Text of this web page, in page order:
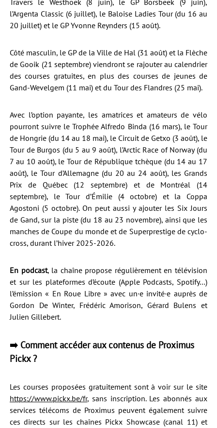
Travers le Westhoek (8 juin), le GP Borsbeek (9 juin),
l’Argenta Classic (6 juillet), le Baloise Ladies Tour (du 16 au
20 juillet) et le GP Yvonne Reynders (15 août).
Côté masculin, le GP de la Ville de Hal (31 août) et la Flèche
de Gooik (21 septembre) viendront se rajouter au calendrier
des courses gratuites, en plus des courses de jeunes de
Gand-Wevelgem (11 mai) et du Tour des Flandres (25 mai).
Avec l’option payante, les amatrices et amateurs de vélo
pourront suivre le Trophée Alfredo Binda (16 mars), le Tour
de Hongrie (du 14 au 18 mai), le Circuit de Getxo (3 août), le
Tour de Burgos (du 5 au 9 août), l’Arctic Race of Norway (du
7 au 10 août), le Tour de République tchèque (du 14 au 17
août), le Tour d’Allemagne (du 20 au 24 août), les Grands
Prix de Québec (12 septembre) et de Montréal (14
septembre), le Tour d’Émilie (4 octobre) et la Coppa
Agostoni (5 octobre). On peut aussi y ajouter les Six Jours
de Gand, sur la piste (du 18 au 23 novembre), ainsi que les
manches de Coupe du monde et de Superprestige de cyclo-
cross, durant l’hiver 2025-2026.
En podcast, la chaîne propose régulièrement en télévision
et sur les plateformes d’écoute (Apple Podcasts, Spotify…)
l’émission « En Roue Libre » avec un·e invité·e auprès de
Gordon De Winter, Frédéric Amorison, Gérard Bulens et
Julien Gillebert.
➡️ Comment accéder aux contenus de Proximus
Pickx ?
Les courses proposées gratuitement sont à voir sur le site
https://www.pickx.be/fr, sans inscription. Les abonnés aux
services télécoms de Proximus peuvent également suivre
ces directs sur les chaînes Pickx Showcase (canal 11) et